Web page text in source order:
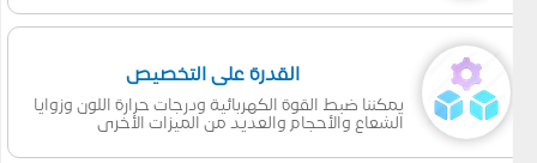
القدرة على التخصيص
يمكننا ضبط القوة الكهربائية ودرجات حرارة اللون وزوايا
الشعاع والأحجام والعديد من الميزات الأخرى